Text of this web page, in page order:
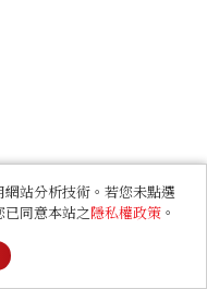
站分析技術。若您未點選
已同意本站之隱私權政策 。